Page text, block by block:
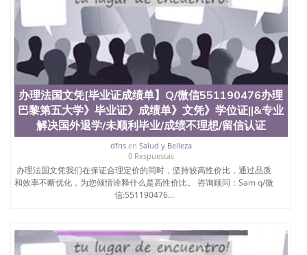
办理法国文凭[毕业证成绩单】Q/微信551190476办理
巴黎第五大学》毕业证》成绩单》文凭》学位证||&专业
解决国外退学/未顺利毕业/成绩不理想/留信认证
dfnsen Salud y Belleza
0 Respuestas
办理法国文凭我们在保证合理定价的同时，坚持较高性价比，通过品质
和效率不断优化，为您倾情诠释什么是高性价比。 咨询顾问：Sam q/微
信:551190476...